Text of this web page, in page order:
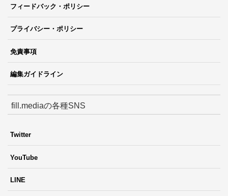
フィードバック・ポリシー
プライバシー・ポリシー
免責事項
編集ガイドライン
fill.mediaの各種SNS
Twitter
YouTube
LINE